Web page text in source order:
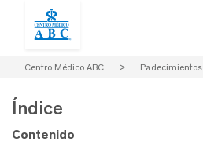
Centro Médico ABC > Padecimientos
Índice
Contenido